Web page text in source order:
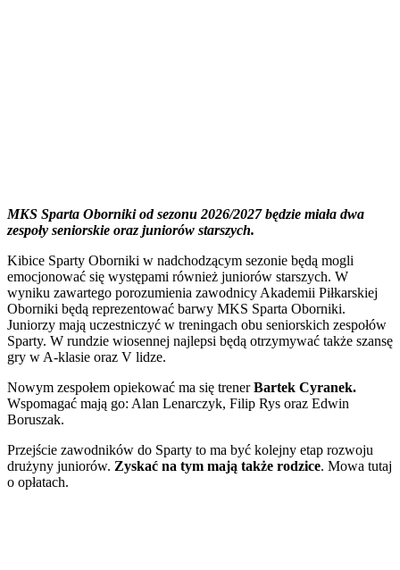
MKS Sparta Oborniki od sezonu 2026/2027 będzie miała dwa
zespoły seniorskie oraz juniorów starszych.
Kibice Sparty Oborniki w nadchodzącym sezonie będą mogli
emocjonować się występami również juniorów starszych. W
wyniku zawartego porozumienia zawodnicy Akademii Piłkarskiej
Oborniki będą reprezentować barwy MKS Sparta Oborniki.
Juniorzy mają uczestniczyć w treningach obu seniorskich zespołów
Sparty. W rundzie wiosennej najlepsi będą otrzymywać także szansę
gry w A-klasie oraz V lidze.
Nowym zespołem opiekować ma się trenerBartek Cyranek.
Wspomagać mają go: Alan Lenarczyk, Filip Rys oraz Edwin
Boruszak.
Przejście zawodników do Sparty to ma być kolejny etap rozwoju
drużyny juniorów. Zyskać na tym mają także rodzice. Mowa tutaj
o opłatach.